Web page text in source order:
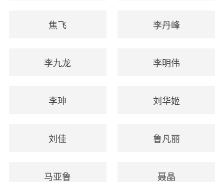
焦飞 李丹峰
李九龙 李明伟
李珅 刘华姬
刘佳 鲁凡丽
马亚鲁 聂晶